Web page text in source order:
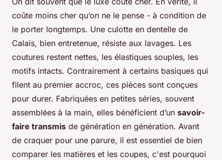
coûte moins cher qu’on ne le pense - à condition de
le porter longtemps. Une culotte en dentelle de
Calais, bien entretenue, résiste aux lavages. Les
coutures restent nettes, les élastiques souples, les
motifs intacts. Contrairement à certains basiques qui
filent au premier accroc, ces pièces sont conçues
pour durer. Fabriquées en petites séries, souvent
assemblées à la main, elles bénéficient d’un savoir-
faire transmis de génération en génération. Avant
de craquer pour une parure, il est essentiel de bien
comparer les matières et les coupes, c'est pourquoi